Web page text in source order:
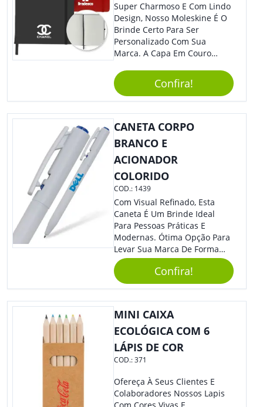
Super Charmoso E Com Lindo
Design, Nosso Moleskine É O
Brinde Certo Para Ser
Personalizado Com Sua
Marca. A Capa Em Couro
Elástico Permite Ter Maior
Segurança Ao Carregá-Lo.
Ofereça A Seus Clientes E
Colaboradores, Sem Dúvidas
Eles Irão Adorar.
Confira!
CANETA CORPO
BRANCO E
ACIONADOR
COLORIDO
COD.: 1439
Com Visual Refinado, Esta
Caneta É Um Brinde Ideal
Para Pessoas Práticas E
Modernas. Ótima Opção Para
Levar Sua Marca De Forma
Estilosa, Agregando Valor Para
Sua Empresa Em Eventos,
Reuniões Corporativas Ou Até
Confira!
MINI CAIXA
ECOLÓGICA COM 6
LÁPIS DE COR
COD.:371
Ofereça À Seus Clientes E
Colaboradores Nossos Lapis